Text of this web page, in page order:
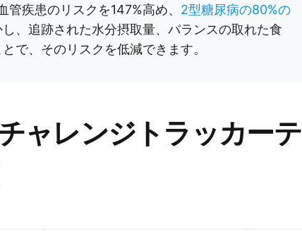
管疾患のリスクを147%高め、 2型糖尿病の80%の
、追跡された水分摂取量、バランスの取れた食
で、そのリスクを低減できます。
ャレンジトラッカーテ